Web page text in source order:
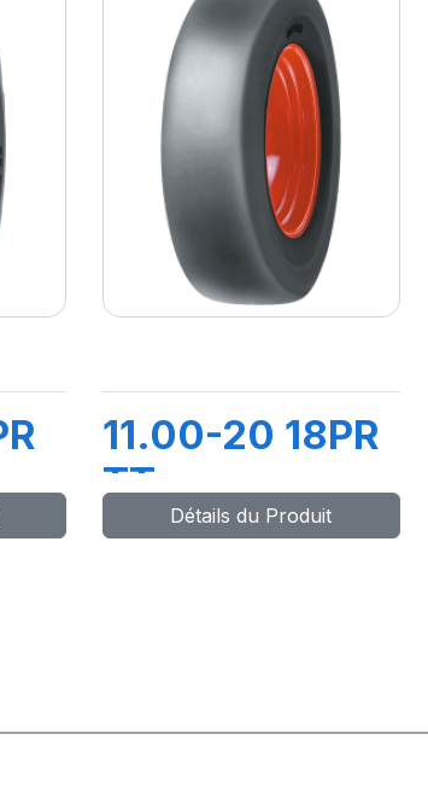
11.00-20 18PR
TT
COMPACTOR
Détails du Produit